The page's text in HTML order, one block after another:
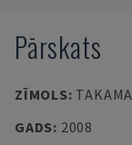
Pārskats
ZĪMOLS:
GADS: 2008